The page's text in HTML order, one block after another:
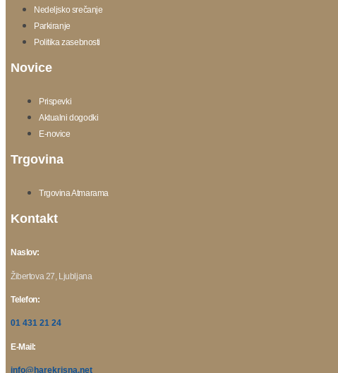
Nedeljsko srečanje
Parkiranje
Politika zasebnosti
Novice
Prispevki
Aktualni dogodki
E-novice
Trgovina
Trgovina Atmarama
Kontakt
Naslov:
Žibertova 27, Ljubljana
Telefon:
01 431 21 24
E-Mail:
info@harekrisna.net